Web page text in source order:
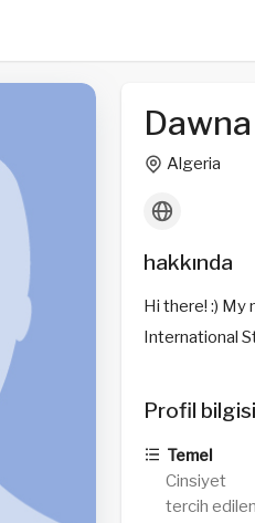
Algeria
hakkında
Hi there! :)
International
Profil bilgisi
Temel
Cinsiyet
tercih